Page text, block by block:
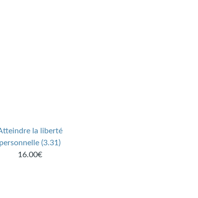
la liberté
personnelle (3.31)
16.00€